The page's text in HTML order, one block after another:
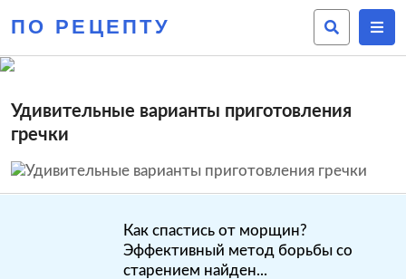
ПО РЕЦЕПТУ
Удивительные варианты приготовления
гречки
Как спастись от морщин?
Эффективный метод борьбы со
старением найден...